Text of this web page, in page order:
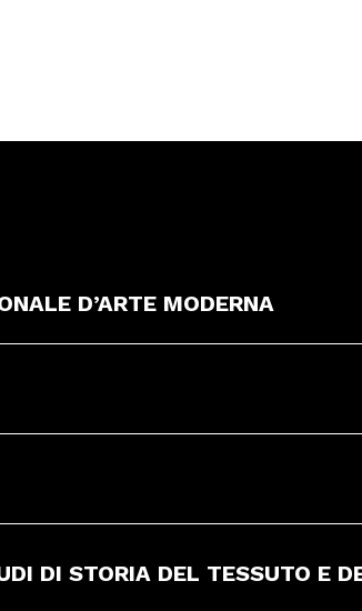
D’ARTE MODERNA
DI STORIA DEL TESSUTO E